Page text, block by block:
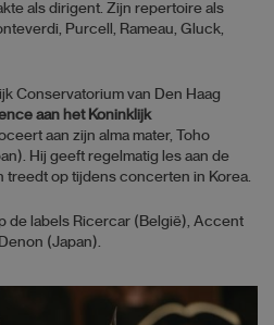
als dirigent. Zijn repertoire als
Purcell, Rameau, Gluck,
Conservatorium van Den Haag
aan het Koninklijk
aan zijn alma mater, Toho
Hij geeft regelmatig les aan de
treedt op tijdens concerten in Korea.
de labels Ricercar (België), Accent
(Japan).